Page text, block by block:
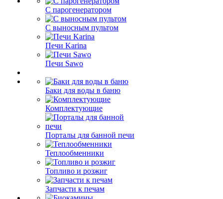
С парогенератором
С выносным пультом
Печи Karina
Печи Sawo
Баки для воды в баню
Комплектующие
Порталы для банной печи
Теплообменники
Топливо и розжиг
Запчасти к печам